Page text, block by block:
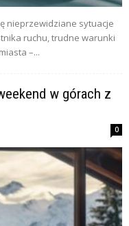
nieprzewidziane sytuacje
ruchu, trudne warunki
–...
w górach z
0